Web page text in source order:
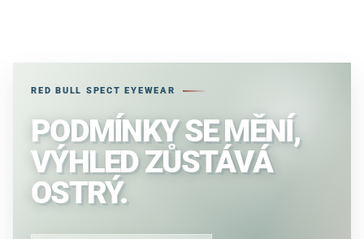
RED BULL SPECT EYEWEAR
PODMÍNKY SE MĚNÍ,
VÝHLED ZŮSTÁVÁ
OSTRÝ.